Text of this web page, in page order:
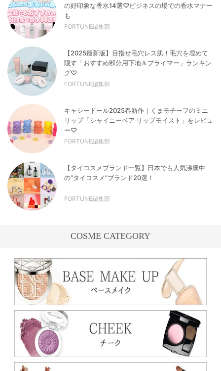
の好印象な香水14選♡ビジネスの場での香水マナー
も
FORTUNE編集部
【2025最新版】目指せ毛穴レス肌！毛穴を埋めて
隠す「おすすめ部分用下地＆プライマー」ランキン
グ♡
FORTUNE編集部
キャシードール2025春新作｜くまモチーフのミニ
リップ「シャイニーベア リップモイスト」をレビュ
ー♡
FORTUNE編集部
【タイコスメブランド一覧】日本でも人気沸騰中
の“タイコスメ”ブランド20選！
FORTUNE編集部
COSME CATEGORY